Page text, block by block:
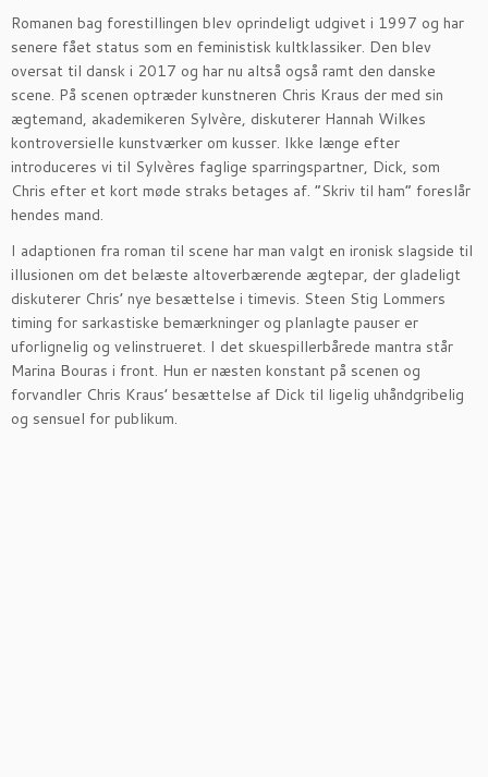
Romanen bag forestillingen blev oprindeligt udgivet i 1997 og har
senere fået status som en feministisk kultklassiker. Den blev
oversat til dansk i 2017 og har nu altså også ramt den danske
scene. På scenen optræder kunstneren Chris Kraus der med sin
ægtemand, akademikeren Sylvère, diskuterer Hannah Wilkes
kontroversielle kunstværker om kusser. Ikke længe efter
introduceres vi til Sylvères faglige sparringspartner, Dick, som
Chris efter et kort møde straks betages af. ”Skriv til ham” foreslår
hendes mand.
I adaptionen fra roman til scene har man valgt en ironisk slagside til
illusionen om det belæste altoverbærende ægtepar, der gladeligt
diskuterer Chris’ nye besættelse i timevis. Steen Stig Lommers
timing for sarkastiske bemærkninger og planlagte pauser er
uforlignelig og velinstrueret. I det skuespillerbårede mantra står
Marina Bouras i front. Hun er næsten konstant på scenen og
forvandler Chris Kraus’ besættelse af Dick til ligelig uhåndgribelig
og sensuel for publikum.